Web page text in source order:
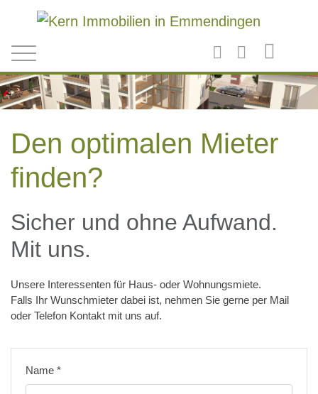
Den optimalen Mieter
finden?
Sicher und ohne Aufwand.
Mit uns.
Unsere Interessenten für Haus- oder Wohnungsmiete.
Falls Ihr Wunschmieter dabei ist, nehmen Sie gerne per Mail
oder Telefon Kontakt mit uns auf.
Name *